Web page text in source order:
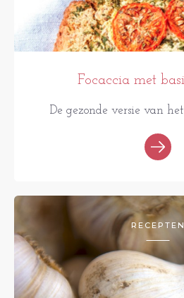
Focaccia met
De gezonde versie van
RECEPTEN